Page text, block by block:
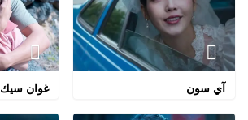
آي سون غوان سيك